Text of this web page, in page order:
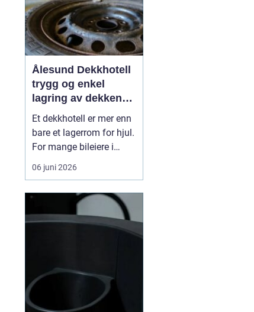
Ålesund Dekkhotell
trygg og enkel
lagring av dekkene
dine
Et dekkhotell er mer enn
bare et lagerrom for hjul.
For mange bileiere i
Ålesund betyr det
ryddigere garasje,
og tryggere kjøring
gjennom året. Når
profesjonelle tar hånd
dekken...
06 juni 2026